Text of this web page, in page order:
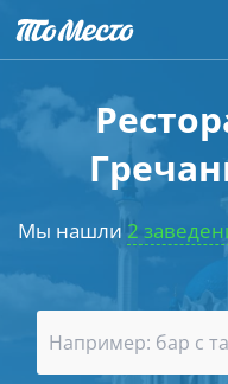
Мы нашли 2